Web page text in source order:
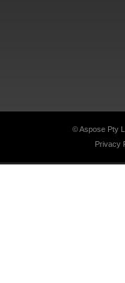
© Aspose Pty
Privacy